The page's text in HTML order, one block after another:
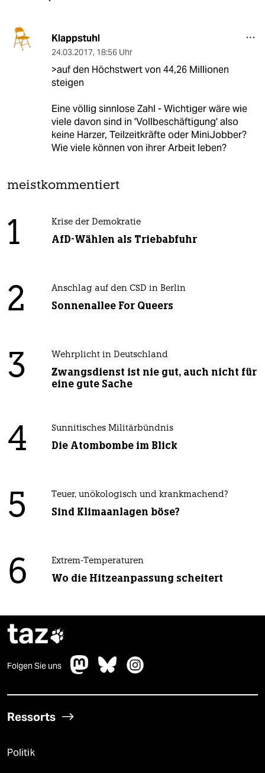
Klappstuhl
24.03.2017, 18:56 Uhr
>auf den Höchstwert von 44,26 Millionen
steigen
Eine völlig sinnlose Zahl - Wichtiger wäre wie
viele davon sind in 'Vollbeschäftigung' also
keine Harzer, Teilzeitkräfte oder MiniJobber?
Wie viele können von ihrer Arbeit leben?
meistkommentiert
1 Krise der Demokratie
AfD-Wählen als Triebabfuhr
2 Anschlag auf den CSD in Berlin
Sonnenallee For Queers
3 Wehrplicht in Deutschland
Zwangsdienst ist nie gut, auch nicht für
eine gute Sache
4 Sunnitisches Militärbündnis
Die Atombombe im Blick
5 Teuer, unökologisch und krankmachend?
Sind Klimaanlagen böse?
6 Extrem-Temperaturen
Wo die Hitzeanpassung scheitert
taz
Folgen Sie uns
Ressorts
Politik